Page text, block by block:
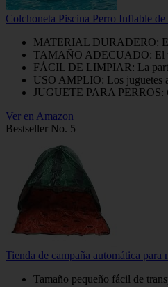
Colchoneta Piscina Perro Inflable
MATERIAL DURADERO: El
TAMAÑO ADECUADO: El
FÁCIL DE LIMPIAR: La parte
USO AMPLIO: Los juguetes
JUGUETE PARA PERROS:
Ver en Amazon
Bestseller No. 5
Tienda de campaña automática
Tamaño pequeño fácil de